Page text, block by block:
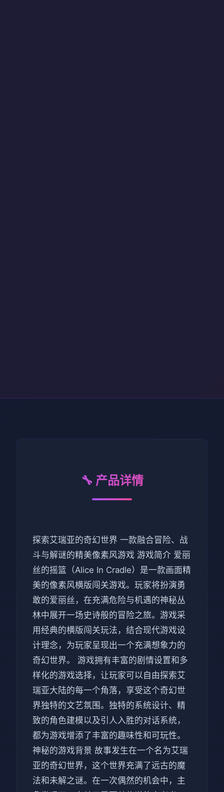
🔧 产品详情
探索艾瑞亚的奇幻世界 一款融合冒险、战
斗与解谜的精美像素风游戏 游戏简介 爱丽
丝的摇篮（Alice In Cradle）是一款画面精
美的像素风横版闯关游戏。玩家将扮演勇
敢的爱丽丝，在充满危险与机遇的神秘丛
林中展开一场史诗般的冒险之旅。游戏采
用经典的横版闯关玩法，结合现代游戏设
计理念，为玩家呈现出一个充满想象力的
奇幻世界。 游戏拥有丰富的剧情设置和多
样化的游戏选择，让玩家可以自由探索艾
瑞亚大陆的每一个角落，享受这个奇幻世
界独特的文艺氛围。独特的系统设计、精
致的角色建模以及引人入胜的对话系统，
都为游戏增添了丰富的趣味性和可玩性。
神秘的游戏背景 故事发生在一个名为艾瑞
亚的奇幻世界，这个世界充满了远古的魔
法和未解之谜。在一次偶然的机会中，主